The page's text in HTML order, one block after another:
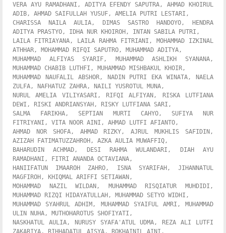
VERA AYU RAMADHANI, ADITYA EFENDY SAPUTRA, AHMAD KHOIRUL
ADIB, AHMAD SAIFULLAH YUSUF, AMELIA PUTRI LESTARI,
CHARISSA NAILA AULIA, DIMAS SASTRO HANDOYO, HENDRA
ADITYA PRASTYO, IDHA NUR KHOIROH, INTAN SABILA PUTRI,
LAILA FITRIAYANA, LAILA RAHMA FITRIANI, MOHAMMAD IZKINAL
ATHHAR, MOHAMMAD RIFQI SAPUTRO, MUHAMMAD ADITYA,
MUHAMMAD ALFIYAS SYARIF, MUHAMMAD ASHLIKH SYANANA,
MUHAMMAD CHABIB LUTHFI, MUHAMMAD MISHBAKUL KHOIR,
MUHAMMAD NAUFALIL ABSHOR, NADIN PUTRI EKA WINATA, NAELA
ZULFA, NAFHATUZ ZAHRA, NAILI YUSROTUL MUNA,
NURUL AMELIA VILIYASARI, RIFQI ALFIYAN, RISKA LUTFIANA
DEWI, RISKI ANDRIANSYAH, RISKY LUTFIANA SARI,
SALMA FARIKHA, SEPTIAN MURTI CAHYO, SUFIYA NUR
FITRIYANI, VITA NOOR AINI, AHMAD LUTFI AFIANTO,
AHMAD NOR SHOFA, AHMAD RIZKY, AJRUL MUKHLIS SAFIDIN,
AZIZAH FATIMATUZZAHROH, AZKA AULIA MUWAFFIQ,
BAHARUDIN ACHMAD, DESI RAHMA WULANDARI, DIAH AYU
RAMADHANI, FITRI ANANDA OCTAVIANA,
HANIIFATUN IMAAROH ZAHRO, ISNA SYARIFAH, JIHANNATUL
MAGFIROH, KHIQMAL ARIFFI SETIAWAN,
MOHAMMAD NAZIL WILDAN, MUHAMMAD RISQIATUR MUHDIDI,
MUHAMMAD RIZQI HIDAYATULLAH, MUHAMMAD SETYO WIDHI,
MUHAMMAD SYAHRUL ADHIM, MUHAMMAD SYAIFUL AMRI, MUHAMMAD
ULIN NUHA, MUTHOHAROTUS SHOFIYATI,
NASKHATUL AULIA, NURUSY SYAFA'ATUL UDMA, REZA ALI LUTFI
ZAKARIYA, RIHHADATUL AISYA, ROKHAINIL AINI,